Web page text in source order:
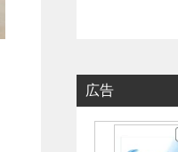
広告